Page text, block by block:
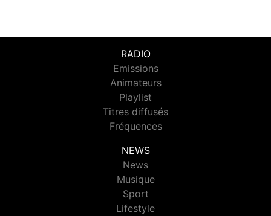
RADIO
Emissions
Animateurs
Playlist
Titres diffusés
Fréquences
NEWS
News
Musique
Sport
Lifestyle